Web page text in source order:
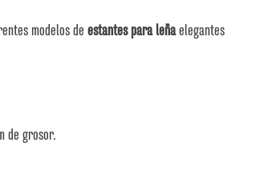
modelos de estantes para leñaelegantes
de grosor.